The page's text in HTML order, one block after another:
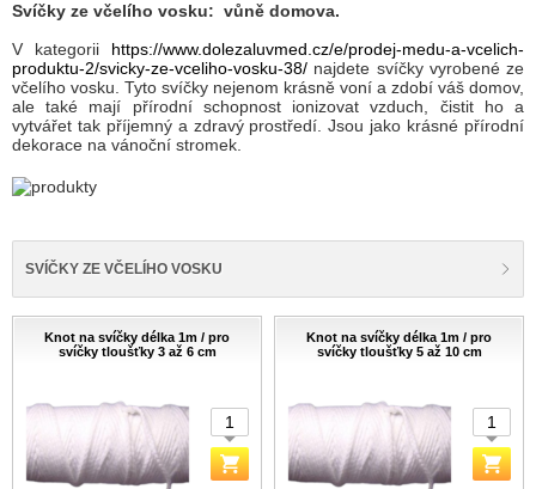
Svíčky ze včelího vosku: vůně domova.
V kategorii https://www.dolezaluvmed.cz/e/prodej-medu-a-vcelich-
produktu-2/svicky-ze-vceliho-vosku-38/ najdete svíčky vyrobené ze
včelího vosku. Tyto svíčky nejenom krásně voní a zdobí váš domov,
ale také mají přírodní schopnost ionizovat vzduch, čistit ho a
vytvářet tak příjemný a zdravý prostředí. Jsou jako krásné přírodní
dekorace na vánoční stromek.
SVÍČKY ZE VČELÍHO VOSKU
Knot na svíčky délka 1m / pro
svíčky tloušťky 3 až 6 cm
Knot na svíčky délka 1m / pro
svíčky tloušťky 5 až 10 cm